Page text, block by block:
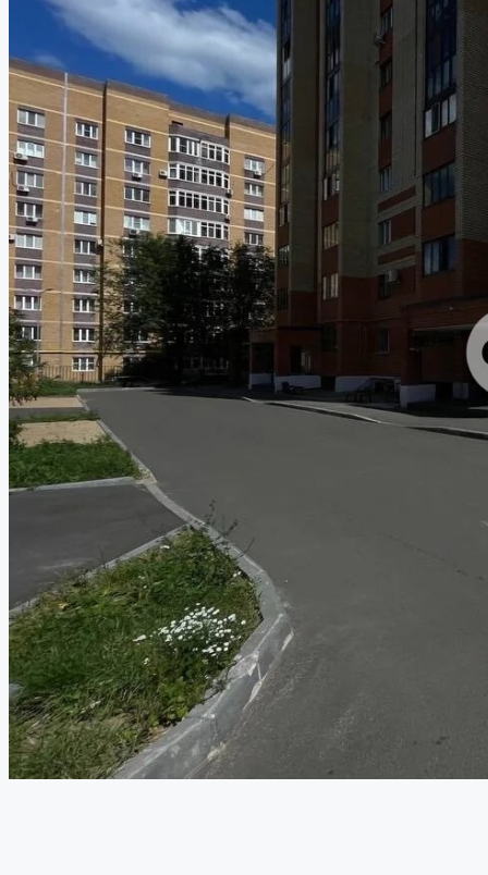
О компании
Работа в компании
8 (843) 250 2516
Избранное